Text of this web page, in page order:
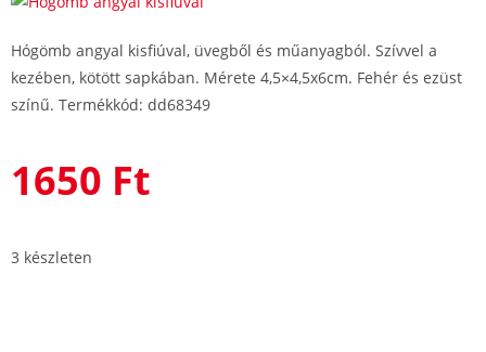
Hógömb angyal kisfiúval, üvegből és műanyagból. Szívvel a
kezében, kötött sapkában. Mérete 4,5×4,5x6cm. Fehér és ezüst
színű. Termékkód: dd68349
1650 Ft
3 készleten